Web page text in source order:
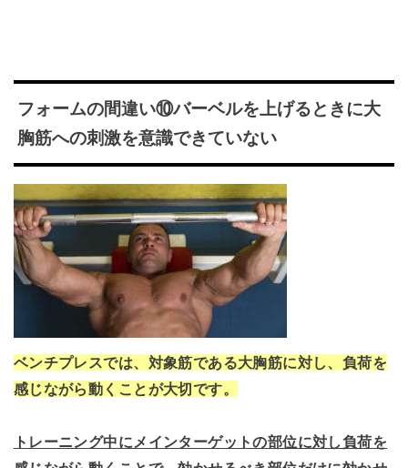
フォームの間違い⑩バーベルを上げるときに大
胸筋への刺激を意識できていない
ベンチプレスでは、対象筋である大胸筋に対し、負荷を
感じながら動くことが大切です。
トレーニング中にメインターゲットの部位に対し負荷を